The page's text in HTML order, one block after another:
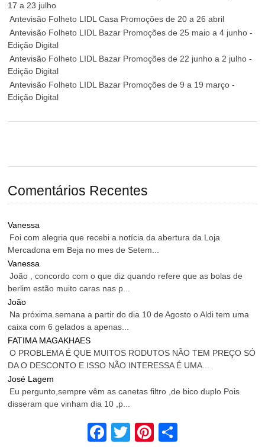
17 a 23 julho
Antevisão Folheto LIDL Casa Promoções de 20 a 26 abril
Antevisão Folheto LIDL Bazar Promoções de 25 maio a 4 junho -
Edição Digital
Antevisão Folheto LIDL Bazar Promoções de 22 junho a 2 julho -
Edição Digital
Antevisão Folheto LIDL Bazar Promoções de 9 a 19 março -
Edição Digital
Comentários Recentes
Vanessa
Foi com alegria que recebi a notícia da abertura da Loja
Mercadona em Beja no mes de Setem...
Vanessa
João , concordo com o que diz quando refere que as bolas de
berlim estão muito caras nas p...
João
Na próxima semana a partir do dia 10 de Agosto o Aldi tem uma
caixa com 6 gelados a apenas...
FATIMA MAGAKHAES
O PROBLEMA É QUE MUITOS RODUTOS NÃO TEM PREÇO SÓ
DA O DESCONTO E ISSO NÃO INTERESSA É UMA...
José Lagem
Eu pergunto,sempre vêm as canetas filtro ,de bico duplo Pois
disseram que vinham dia 10 ,p...
Facebook Twitter Pinterest